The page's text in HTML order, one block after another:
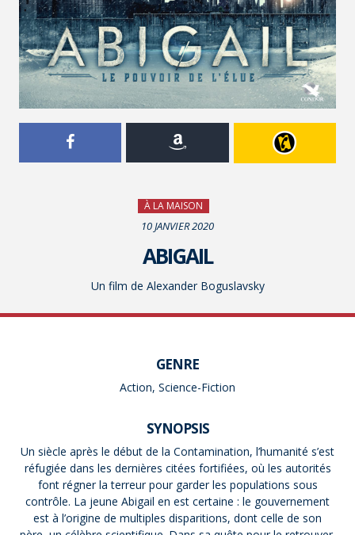
À LA MAISON
10 JANVIER 2020
ABIGAIL
Un film de Alexander Boguslavsky
GENRE
Action, Science-Fiction
SYNOPSIS
Un siècle après le début de la Contamination, l’humanité s’est
réfugiée dans les dernières citées fortifiées, où les autorités
font régner la terreur pour garder les populations sous
contrôle. La jeune Abigail en est certaine : le gouvernement
est à l’origine de multiples disparitions, dont celle de son